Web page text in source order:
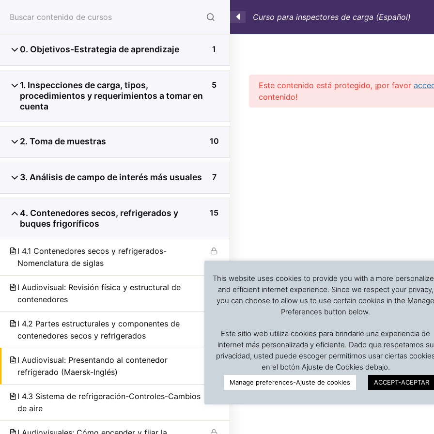
HOME CONSULTORÍA CONTAINERS NOSOTROS INFO-TÉC
Previous Slide
Curso para inspectores de carga (Español)
0. Objetivos-Estrategia de aprendizaje 1
1. Inspecciones de carga, tipos,
procedimientos y requerimientos a tomar en
cuenta
5
2. Toma de muestras 10
3. Análisis de campo de interés más usuales 7
4. Contenedores secos, refrigerados y
buques frigoríficos
15
I 4.1 Contenedores secos y refrigerados-
Nomenclatura de siglas
I Audiovisual: Revisión física y estructural de
contenedores
I 4.2 Partes estructurales y componentes de
contenedores secos y refrigerados
I Audiovisual: Presentando al contenedor
refrigerado (Maersk-Inglés)
I 4.3 Sistema de refrigeración-Controles-Cambios
de aire
Este contenido está protegido, ¡por favor
contenido!
This website uses cookies to provide you with a more
and efficient internet experience. Since we respect your privacy,
you can choose to allow us to use certain cookies in the Manage
Preferences button below.
Este sitio web utiliza cookies para brindarle una experiencia de
internet más personalizada y eficiente. Dado que respetamos su
privacidad, usted puede escoger permitirnos usar ciertas
en el botón Ajuste de Cookies debajo.
Manage preferences-Ajuste de cookies ACCEPT-ACEPTAR